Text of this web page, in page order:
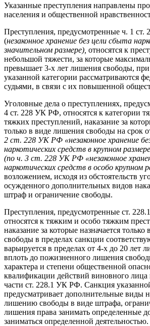
Указанные преступления направлены
населения и общественной
Преступления, предусмотренные ч. 1
(незаконное хранение без цели сбыта
значительном размере), относятся к
небольшой тяжести, за которые
превышает 3-х лет лишения свободы, при
указанной категории рассматриваются
судьями, в связи с их повышенной
Уголовные дела о преступлениях,
4 ст. 228 УК РФ, относятся к категории
тяжких преступлений, наказание за
только в виде лишения свободы на срок
2 ст. 228 УК РФ «незаконное хранение
наркотических средств в крупном
(по ч. 3 ст. 228 УК РФ «незаконное
наркотических средств в особо крупном
возложением, исходя из обстоятельств
осужденного дополнительных видов
штраф и ограничение свободы.
Преступления, предусмотренные ст.
относятся к тяжким и особо тяжким
наказание за которые назначается
свободы в пределах санкции
варьируется в пределах от 4-х до 20 лет
вплоть до пожизненного лишения
характера и степени общественной
квалификации действий виновного лица
части ст. 228.1 УК РФ. Санкция
предусматривает дополнительные виды
лишению свободы в виде штрафа,
лишения права занимать определенные
заниматься определенной деятельностью.